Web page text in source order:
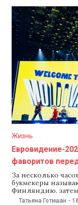
затронул тему
Румынией и
Жизнь
Евровидение-
фаворитов
За несколько
букмекеры
Финляндию,
прогнозных
Татьяна Готишан -